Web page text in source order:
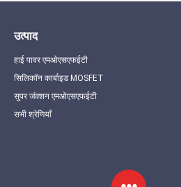
उत्पाद
हाई पावर एमओएसएफईटी
सिलिकॉन कार्बाइड MOSFET
सुपर जंक्शन एमओएसएफईटी
सभी श्रेणियाँ